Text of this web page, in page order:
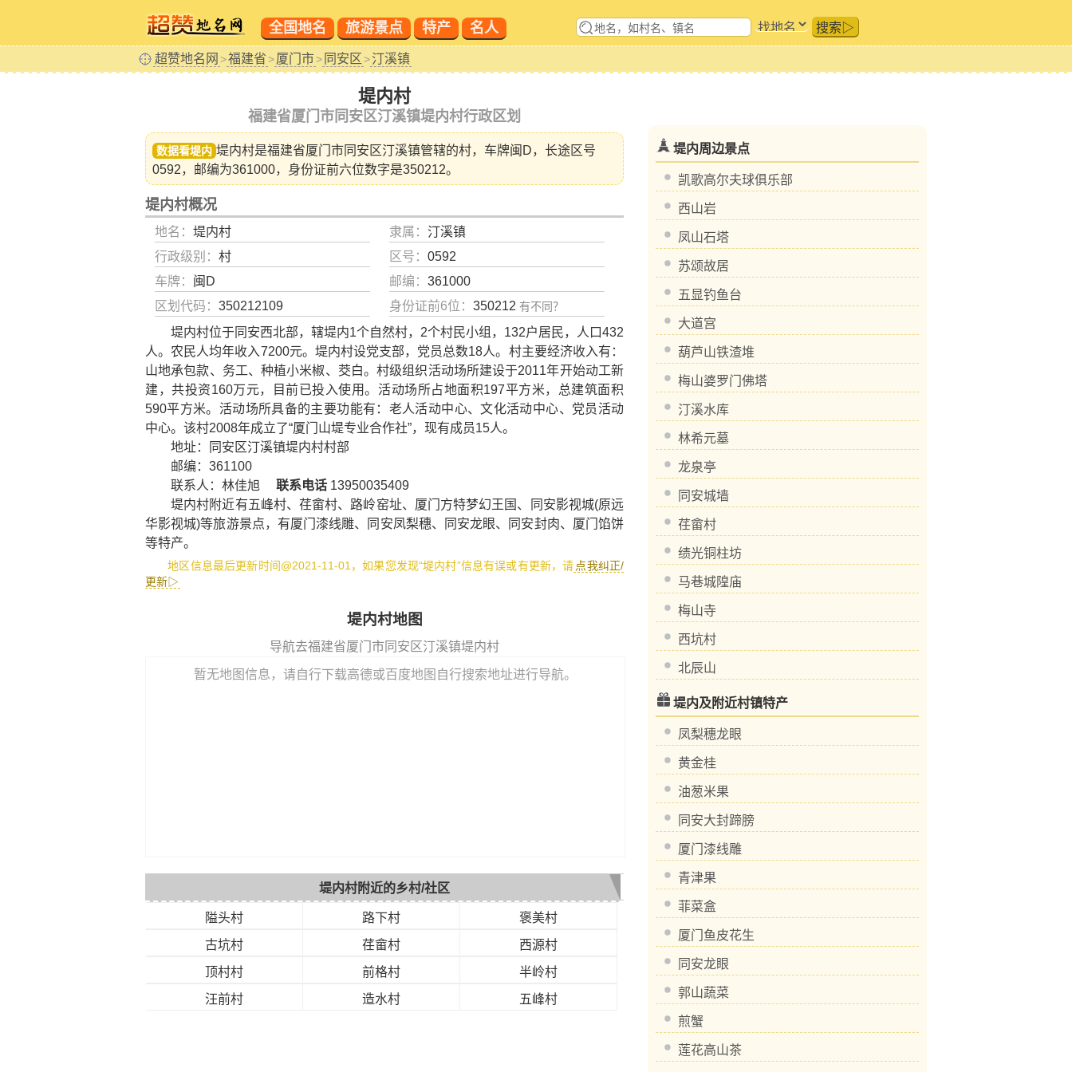
全国地名 旅游景点 特产 名人 搜索▷
超赞地名网 >福建省>厦门市> 同安区 >汀溪镇
堤内村
福建省厦门市同安区汀溪镇堤内村行政区划
数据看堤内 堤内村是福建省厦门市同安区汀溪镇管辖的村，车牌闽D，长途区号
0592，邮编为361000，身份证前六位数字是350212。
堤内村概况
地名： 堤内村 隶属： 汀溪镇
行政级别： 村 区号： 0592
车牌： 闽D 邮编： 361000
区划代码： 350212109 身份证前6位： 350212 有不同？
堤内村位于同安西北部，辖堤内1个自然村，2个村民小组，132户居民，人口432
人。农民人均年收入7200元。堤内村设党支部，党员总数18人。村主要经济收入有：
山地承包款、务工、种植小米椒、茭白。村级组织活动场所建设于2011年开始动工新
建，共投资160万元，目前已投入使用。活动场所占地面积197平方米，总建筑面积
590平方米。活动场所具备的主要功能有：老人活动中心、文化活动中心、党员活动
中心。该村2008年成立了“厦门山堤专业合作社”，现有成员15人。
地址：同安区汀溪镇堤内村村部
邮编：361100
联系人：林佳旭 联系电话 13950035409
堤内村附近有五峰村、 荏畲村、 路岭窑址、 厦门方特梦幻王国 、
同安影视城(原远
华影视城)等旅游景点，有厦门漆线雕、 同安凤梨穗、 同安龙眼、 同安封肉、 厦门馅饼
等特产。
地区信息最后更新时间@2021-11-01，如果您发现“堤内村”信息有误或有更新，请 点我纠正/
更新▷
堤内村地图
导航去福建省厦门市同安区汀溪镇堤内村
暂无地图信息，请自行下载高德或百度地图自行搜索地址进行导航。
堤内村附近的乡村/社区
隘头村 路下村
褒美村
古坑村
荏畲村
西源村
顶村村
前格村
半岭村
汪前村
造水村 五峰村
堤内周边景点
凯歌高尔夫球俱乐部
西山岩
凤山石塔
苏颂故居
五显钓鱼台
大道宫
葫芦山铁渣堆
梅山婆罗门佛塔
汀溪水库
林希元墓
龙泉亭
同安城墙
荏畲村
绩光铜柱坊
马巷城隍庙
梅山寺
西坑村
北辰山
堤内及附近村镇特产
凤梨穗龙眼
黄金桂
油葱米果
同安大封蹄膀
厦门漆线雕
青津果
菲菜盒
厦门鱼皮花生
同安龙眼
郭山蔬菜
煎蟹
莲花高山茶